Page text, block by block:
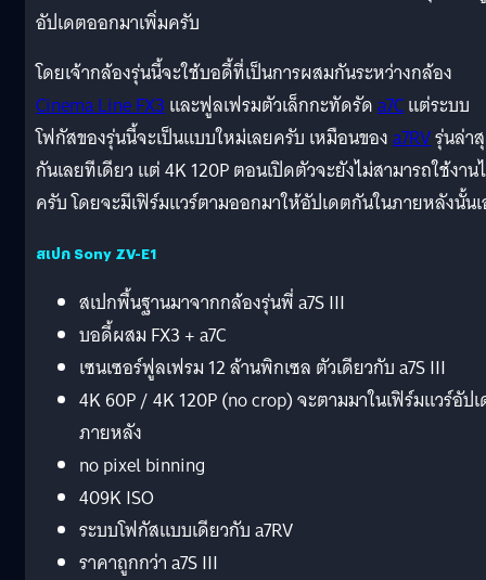
อัปเดตออกมาเพิ่มครับ
โดยเจ้ากล้องรุ่นนี้จะใช้บอดี้ที่เป็นการผสมกันระหว่างกล้อง
Cinema Line FX3และฟูลเฟรมตัวเล็กกะทัดรัดa7Cแต่ระบบ
โฟกัสของรุ่นนี้จะเป็นแบบใหม่เลยครับ เหมือนของa7RVรุ่นล่า
กันเลยทีเดียว แต่ 4K 120P ตอนเปิดตัวจะยังไม่สามารถใช้งาน
ครับ โดยจะมีเฟิร์มแวร์ตามออกมาให้อัปเดตกันในภายหลังนั้น
สเปก Sony ZV-E1
สเปกพื้นฐานมาจากกล้องรุ่นพี่ a7S III
บอดี้ผสม FX3 + a7C
เซนเซอร์ฟูลเฟรม 12 ล้านพิกเซล ตัวเดียวกับ a7S III
4K 60P / 4K 120P (no crop) จะตามมาในเฟิร์มแวร์อัป
ภายหลัง
no pixel binning
409K ISO
ระบบโฟกัสแบบเดียวกับ a7RV
ราคาถูกกว่า a7S III